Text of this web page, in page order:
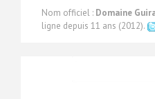
Nom officiel : Domaine
ligne depuis 11 ans (2012).